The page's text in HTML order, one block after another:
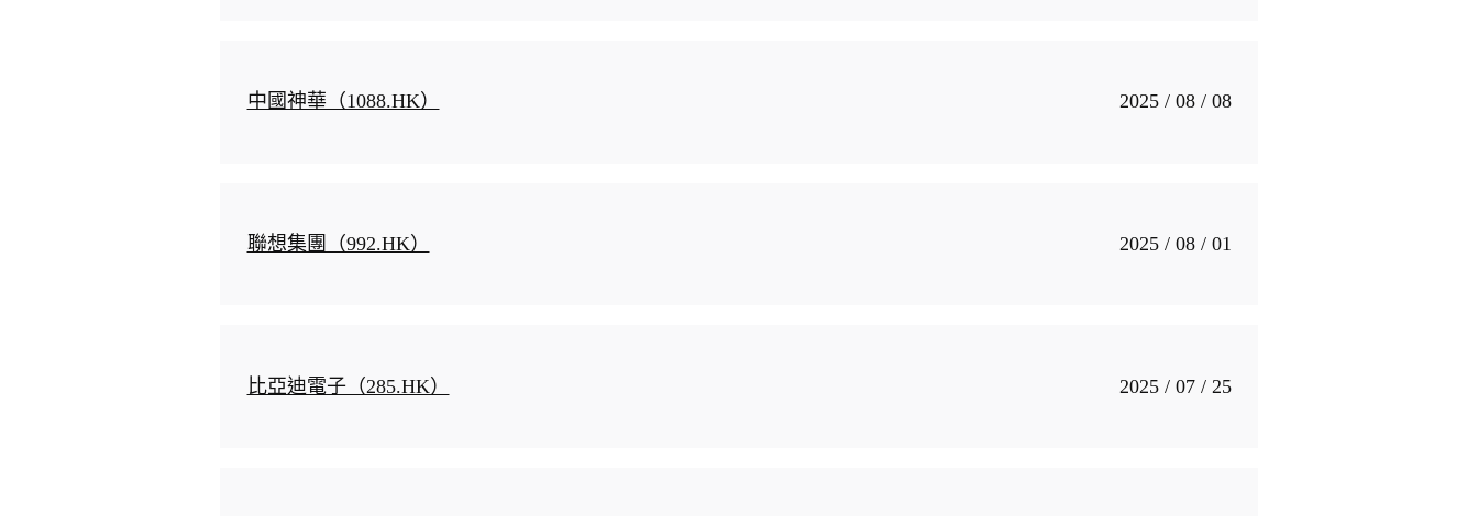
中國神華（1088.HK） 2025 / 08 / 08
聯想集團（992.HK） 2025 / 08 / 01
比亞迪電子（285.HK） 2025 / 07 / 25